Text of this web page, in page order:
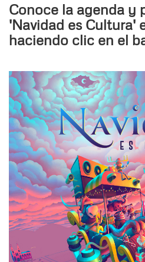
Conoce la agenda y
'Navidad es Cultura'
haciendo clic en el